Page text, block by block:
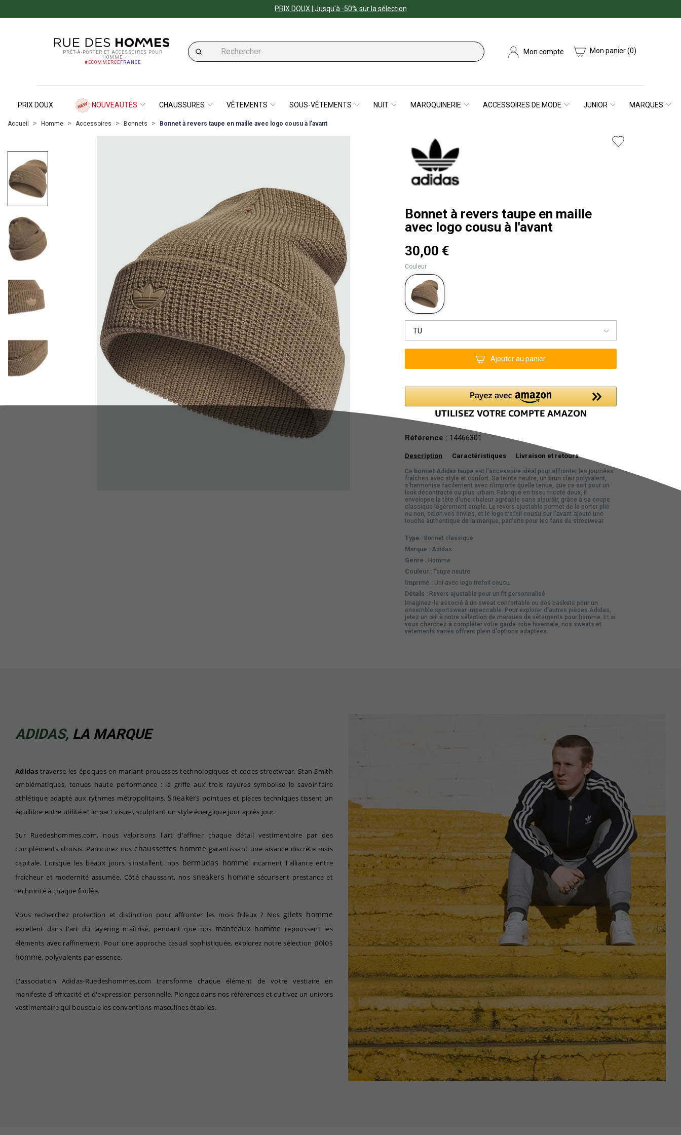
PRIX DOUX | Jusqu'à -50% sur la sélection
PRÊT-À-PORTER ET ACCESSOIRES POUR
HOMME
#ECOMMERCE FRANCE
Mon compte Mon panier(0)
PRIX DOUX NOUVEAUTÉS CHAUSSURES VÊTEMENTS SOUS-VÊTEMENTS NUIT MAROQUINERIE ACCESSOIRES DE MODE JUNIOR MARQUES
Accueil Homme Accessoires Bonnets Bonnet à revers taupe en maille avec logo cousu à l'avant
Bonnet à revers taupe en maille
avec logo cousu à l'avant
30,00 €
Couleur
TU
Ajouter au panier
Référence : 14466301
Description Caractéristiques Livraison et retours
Ce bonnet Adidas taupe est l'accessoire idéal pour affronter les journées
fraîches avec style et confort. Sa teinte neutre, un brun clair polyvalent,
s'harmonise facilement avec n'importe quelle tenue, que ce soit pour un
look décontracté ou plus urbain. Fabriqué en tissu tricoté doux, il
enveloppe la tête d'une chaleur agréable sans alourdir, grâce à sa coupe
classique légèrement ample. Le revers ajustable permet de le porter plié
ou non, selon vos envies, et le logo trefoil cousu sur l'avant ajoute une
touche authentique de la marque, parfaite pour les fans de streetwear.
Type :Bonnet classique
Marque :Adidas
Genre :Homme
Couleur :Taupe neutre
Imprimé :Uni avec logo trefoil cousu
Détails :Revers ajustable pour un fit personnalisé
Imaginez-le associé à un sweat confortable ou des baskets pour un
ensemble sportswear impeccable. Pour explorer d'autres pièces Adidas,
jetez un œil à notre sélection de marques de vêtements pour homme. Et si
vous cherchez à compléter votre garde-robe hivernale, nos sweats et
vêtements variés offrent plein d'options adaptées.
ADIDAS, LA MARQUE
Adidastraverse les époques en mariant prouesses technologiques et codes streetwear. Stan Smith
emblématiques, tenues haute performance : la griffe aux trois rayures symbolise le savoir-faire
athlétique adapté aux rythmes métropolitains. Sneakers pointues et pièces techniques tissent un
équilibre entre utilité et impact visuel, sculptant un style énergique jour après jour.
Sur Ruedeshommes.com, nous valorisons l'art d'affiner chaque détail vestimentaire par des
compléments choisis. Parcourez nos chaussettes homme garantissant une aisance discrète mais
capitale. Lorsque les beaux jours s'installent, nos bermudas homme incarnent l'alliance entre
fraîcheur et modernité assumée. Côté chaussant, nos sneakers homme sécurisent prestance et
technicité à chaque foulée.
Vous recherchez protection et distinction pour affronter les mois frileux ? Nos gilets homme
excellent dans l'art du layering maîtrisé, pendant que nos manteaux homme repoussent les
éléments avec raffinement. Pour une approche casual sophistiquée, explorez notre sélection polos
homme, polyvalents par essence.
L'association Adidas-Ruedeshommes.com transforme chaque élément de votre vestiaire en
manifeste d'efficacité et d'expression personnelle. Plongez dans nos références et cultivez un univers
vestimentaire qui bouscule les conventions masculines établies.